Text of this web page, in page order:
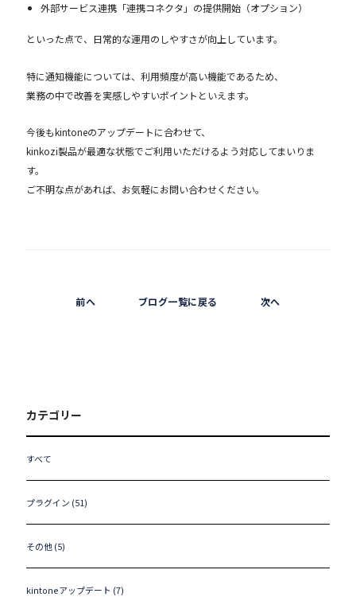
外部サービス連携「連携コネクタ」の提供開始（オプション）
といった点で、日常的な運用のしやすさが向上しています。
特に通知機能については、利用頻度が高い機能であるため、
業務の中で改善を実感しやすいポイントといえます。
今後もkintoneのアップデートに合わせて、
kinkozi製品が最適な状態でご利用いただけるよう対応してまいりま
す。
ご不明な点があれば、お気軽にお問い合わせください。
前へ ブログ一覧に戻る 次へ
カテゴリー
すべて
プラグイン (51)
その他 (5)
kintoneアップデート (7)